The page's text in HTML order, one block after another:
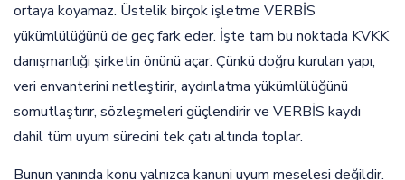
ortaya koyamaz. Üstelik birçok işletme VERBİS
yükümlülüğünü de geç fark eder. İşte tam bu noktada KVKK
danışmanlığı şirketin önünü açar. Çünkü doğru kurulan yapı,
veri envanterini netleştirir, aydınlatma yükümlülüğünü
somutlaştırır, sözleşmeleri güçlendirir ve VERBİS kaydı
dahil tüm uyum sürecini tek çatı altında toplar.
Bunun yanında konu yalnızca kanuni uyum meselesi değildir.